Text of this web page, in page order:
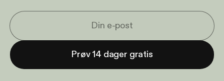
Prøv 14 dager gratis